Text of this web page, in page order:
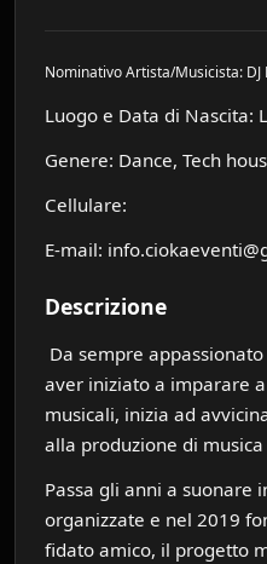
Nominativo Artista/Musicista: DJ
Luogo e Data di Nascita:
Genere: Dance, Tech
Cellulare:
E-mail:
Descrizione
Da sempre
aver iniziato a imparare
musicali, inizia ad
alla produzione di
Passa gli anni a suonare
organizzate e nel 2019
fidato amico, il progetto